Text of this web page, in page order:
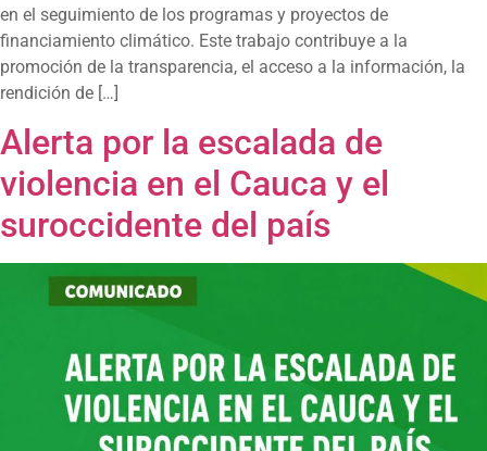
en el seguimiento de los programas y proyectos de
financiamiento climático. Este trabajo contribuye a la
promoción de la transparencia, el acceso a la información, la
rendición de […]
Alerta por la escalada de
violencia en el Cauca y el
suroccidente del país